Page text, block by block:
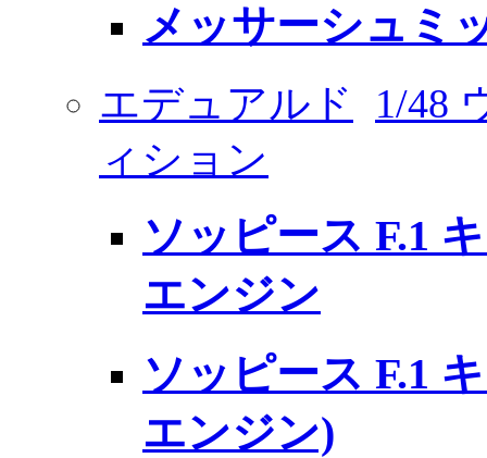
メッサーシュミ
エデュアルド
1/48
ィション
ソッピース F.1
エンジン
ソッピース F.1
エンジン)